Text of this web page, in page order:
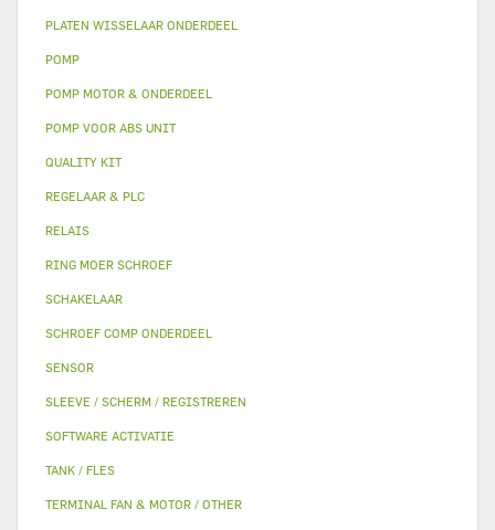
PLATEN WISSELAAR ONDERDEEL
POMP
POMP MOTOR & ONDERDEEL
POMP VOOR ABS UNIT
QUALITY KIT
REGELAAR & PLC
RELAIS
RING MOER SCHROEF
SCHAKELAAR
SCHROEF COMP ONDERDEEL
SENSOR
SLEEVE / SCHERM / REGISTREREN
SOFTWARE ACTIVATIE
TANK / FLES
TERMINAL FAN & MOTOR / OTHER